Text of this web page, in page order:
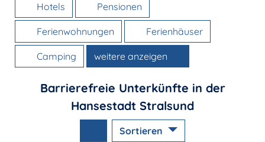
Hotels Pensionen
Ferienwohnungen Ferienhäuser
Camping weitere anzeigen
Barrierefreie Unterkünfte in der
Hansestadt Stralsund
Sortieren